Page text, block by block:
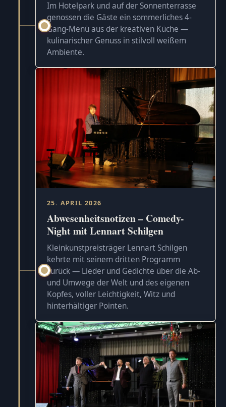
Im Hotelpark und auf der Sonnenterrasse
genossen die Gäste ein sommerliches 4-
Gang-Menü aus der kreativen Küche —
kulinarischer Genuss in stilvoll weißem
Ambiente.
25. APRIL 2026
Abwesenheitsnotizen – Comedy-
Night mit Lennart Schilgen
Kleinkunstpreisträger Lennart Schilgen
kehrte mit seinem dritten Programm
zurück — Lieder und Gedichte über die Ab-
und Umwege der Welt und des eigenen
Kopfes, voller Leichtigkeit, Witz und
hinterhältiger Pointen.